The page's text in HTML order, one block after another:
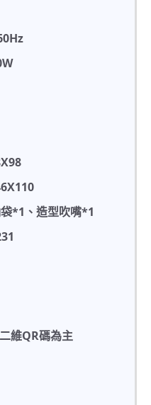
*1、造型吹嘴*1
維QR碼為主